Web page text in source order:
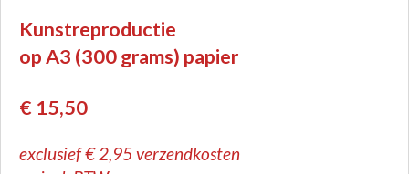
Kunstreproductie
op A3 (300 grams) papier
€ 15,50
exclusief € 2,95 verzendkosten